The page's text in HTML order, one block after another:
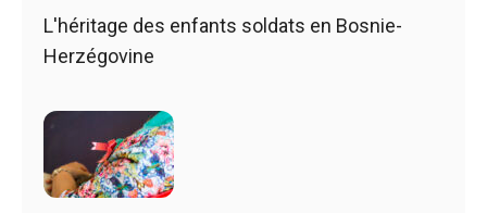
L'héritage des enfants soldats en Bosnie-
Herzégovine